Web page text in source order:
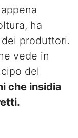
appena
ha
produttori.
vede in
del
che insidia